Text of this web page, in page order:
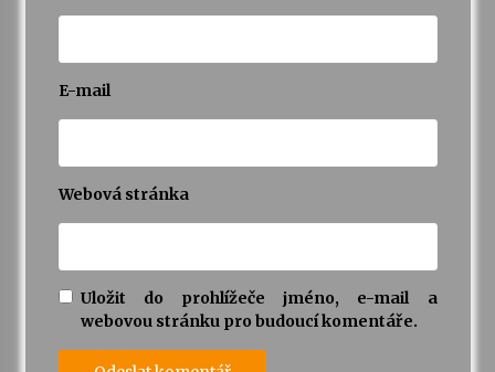
E-mail
Webová stránka
Uložit do prohlížeče jméno, e-mail a
webovou stránku pro budoucí komentáře.